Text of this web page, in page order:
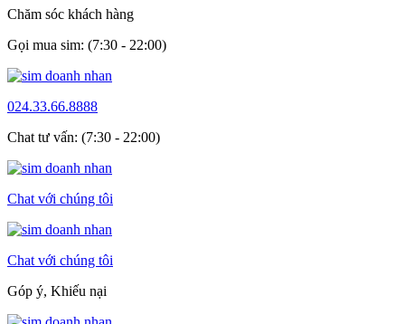
Chăm sóc khách hàng
Gọi mua sim: (7:30 - 22:00)
024.33.66.8888
Chat tư vấn: (7:30 - 22:00)
Chat với chúng tôi
Chat với chúng tôi
Góp ý, Khiếu nại